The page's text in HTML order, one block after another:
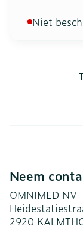
Niet
Neem
OMNIMED NV
2920